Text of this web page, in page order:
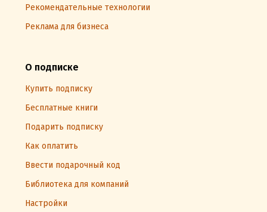
Рекомендательные технологии
Реклама для бизнеса
О подписке
Купить подписку
Бесплатные книги
Подарить подписку
Как оплатить
Ввести подарочный код
Библиотека для компаний
Настройки